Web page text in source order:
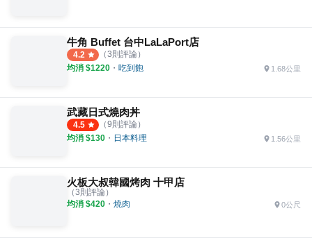
牛角 Buffet 台中LaLaPort店
4.2 （3則評論）
均消 $1220 ・ 吃到飽 1.68公里
武藏日式燒肉丼
4.5 （9則評論）
均消 $130 ・ 日本料理 1.56公里
火板大叔韓國烤肉 十甲店
（3則評論）
均消 $420 ・ 燒肉 0公尺